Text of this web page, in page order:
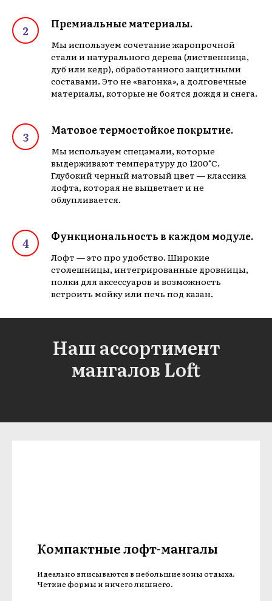
Премиальные материалы.
Мы используем сочетание жаропрочной
стали и натурального дерева (лиственница,
дуб или кедр), обработанного защитными
составами. Это не «вагонка», а долговечные
материалы, которые не боятся дождя и снега.
Матовое термостойкое покрытие.
Мы используем спецэмали, которые
выдерживают температуру до 1200°C.
Глубокий черный матовый цвет — классика
лофта, которая не выцветает и не
облупливается.
Функциональность в каждом модуле.
Лофт — это про удобство. Широкие
столешницы, интегрированные дровницы,
полки для аксессуаров и возможность
встроить мойку или печь под казан.
Наш ассортимент
мангалов Loft
Компактные лофт-мангалы
Идеально вписываются в небольшие зоны отдыха.
Четкие формы и ничего лишнего.